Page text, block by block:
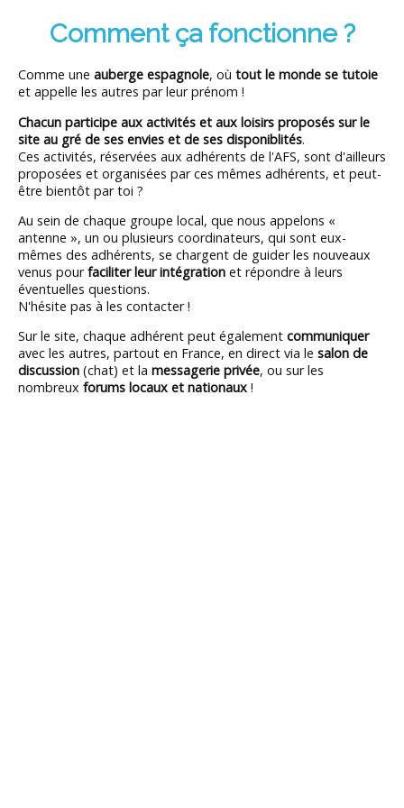
Comment ça fonctionne ?
Comme une auberge espagnole, où tout le monde se tutoie
et appelle les autres par leur prénom !
Chacun participe aux activités et aux loisirs proposés sur le
site au gré de ses envies et de ses disponiblités.
Ces activités, réservées aux adhérents de l'AFS, sont d'ailleurs
proposées et organisées par ces mêmes adhérents, et peut-
être bientôt par toi ?
Au sein de chaque groupe local, que nous appelons «
antenne », un ou plusieurs coordinateurs, qui sont eux-
mêmes des adhérents, se chargent de guider les nouveaux
venus pourfaciliter leur intégration et répondre à leurs
éventuelles questions.
N'hésite pas à les contacter !
Sur le site, chaque adhérent peut également communiquer
avec les autres, partout en France, en direct via le salon de
discussion (chat) et la messagerie privée, ou sur les
nombreux forums locaux et nationaux !